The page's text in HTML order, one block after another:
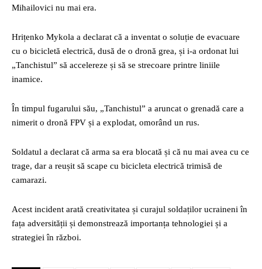
Mihailovici nu mai era.
Hrițenko Mykola a declarat că a inventat o soluție de evacuare
cu o bicicletă electrică, dusă de o dronă grea, și i-a ordonat lui
„Tanchistul” să accelereze și să se strecoare printre liniile
inamice.
În timpul fugarului său, „Tanchistul” a aruncat o grenadă care a
nimerit o dronă FPV și a explodat, omorând un rus.
Soldatul a declarat că arma sa era blocată și că nu mai avea cu ce
trage, dar a reușit să scape cu bicicleta electrică trimisă de
camarazi.
Acest incident arată creativitatea și curajul soldaților ucraineni în
fața adversității și demonstrează importanța tehnologiei și a
strategiei în război.